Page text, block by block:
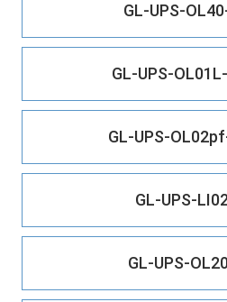
GL-UPS-
GL-UPS-
GL-UPS-
GL-UPS-
GL-UPS-